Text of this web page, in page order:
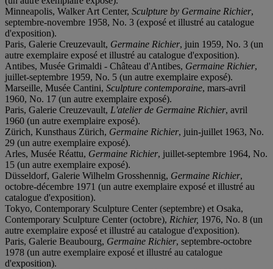
Minneapolis, Walker Art Center, Sculpture by Germaine Richier,
septembre-novembre 1958, No. 3 (exposé et illustré au catalogue
d'exposition).
Paris, Galerie Creuzevault, Germaine Richier, juin 1959, No. 3 (un
autre exemplaire exposé et illustré au catalogue d'exposition).
Antibes, Musée Grimaldi - Château d'Antibes, Germaine Richier,
juillet-septembre 1959, No. 5 (un autre exemplaire exposé).
Marseille, Musée Cantini, Sculpture contemporaine, mars-avril
1960, No. 17 (un autre exemplaire exposé).
Paris, Galerie Creuzevault, L'atelier de Germaine Richier, avril
1960 (un autre exemplaire exposé).
Zürich, Kunsthaus Zürich, Germaine Richier, juin-juillet 1963, No.
29 (un autre exemplaire exposé).
Arles, Musée Réattu, Germaine Richier, juillet-septembre 1964, No.
15 (un autre exemplaire exposé).
Düsseldorf, Galerie Wilhelm Grosshennig, Germaine Richier,
octobre-décembre 1971 (un autre exemplaire exposé et illustré au
catalogue d'exposition).
Tokyo, Contemporary Sculpture Center (septembre) et Osaka,
Contemporary Sculpture Center (octobre), Richier, 1976, No. 8 (un
autre exemplaire exposé et illustré au catalogue d'exposition).
Paris, Galerie Beaubourg, Germaine Richier, septembre-octobre
1978 (un autre exemplaire exposé et illustré au catalogue
d'exposition).